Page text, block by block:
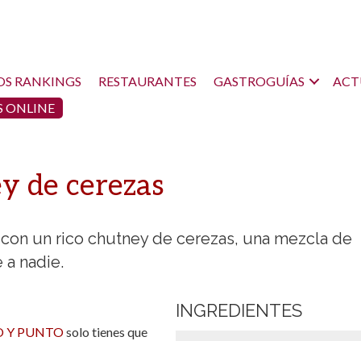
RANKINGS RESTAURANTES GASTROGUÍAS
ONLINE
de cerezas
un rico chutney de cerezas, una mezcla de
nadie.
INGREDIENTES
Y PUNTOsolo tienes que